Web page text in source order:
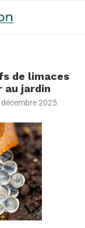
de limaces
au jardin
2025